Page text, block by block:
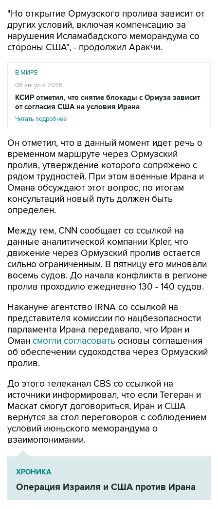
"Но открытие Ормузского пролива зависит от
других условий, включая компенсацию за
нарушения Исламабадского меморандума со
стороны США", - продолжил Аракчи.
В МИРЕ
08 августа 2026
КСИР отметил, что снятие блокады с Ормуза зависит
от согласия США на условия Ирана
Читать подробнее
Он отметил, что в данный момент идет речь о
временном маршруте через Ормузский
пролив, утверждение которого сопряжено с
рядом трудностей. При этом военные Ирана и
Омана обсуждают этот вопрос, по итогам
консультаций новый путь должен быть
определен.
Между тем, CNN сообщает со ссылкой на
данные аналитической компании Kpler, что
движение через Ормузский пролив остается
сильно ограниченным. В пятницу его миновали
восемь судов. До начала конфликта в регионе
пролив проходило ежедневно 130 - 140 судов.
Накануне агентство IRNA со ссылкой на
представителя комиссии по нацбезопасности
парламента Ирана передавало, что Иран и
Оман смогли согласовать основы соглашения
об обеспечении судоходства через Ормузский
пролив.
До этого телеканал CBS со ссылкой на
источники информировал, что если Тегеран и
Маскат смогут договориться, Иран и США
вернутся за стол переговоров с соблюдением
условий июньского меморандума о
взаимопонимании.
ХРОНИКА
Операция Израиля и США против Ирана